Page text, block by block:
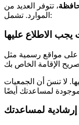
، تتوفر العديد من
الموارد. تشمل:
الاطلاع عليها
لا تنسَ أن الجمعيات
لمساعدتك